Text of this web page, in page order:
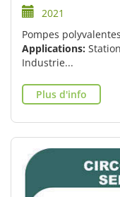
2021
Pompes
Applications:
Industrie...
Plus d'info